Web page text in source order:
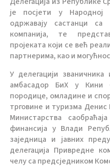
је посјети у
одржавају састанци са
компанија, те
пројеката који се већ
партнерима, као и
У делегацији
амбасадор БиХ у Кини
породице, омладине и
трговине и туризма
Mинистарства
финансија у Влади
заједница и јавних
делегација Привредне
челу са предсједником